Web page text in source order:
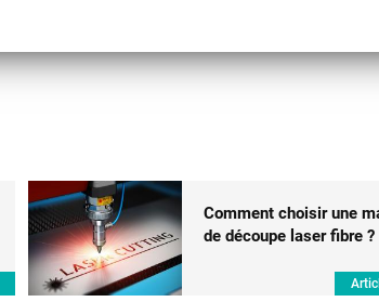
Comment choisir une
de découpe laser fibre ?